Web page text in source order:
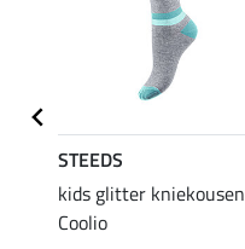
STEEDS
kids glitter kniekousen
Coolio